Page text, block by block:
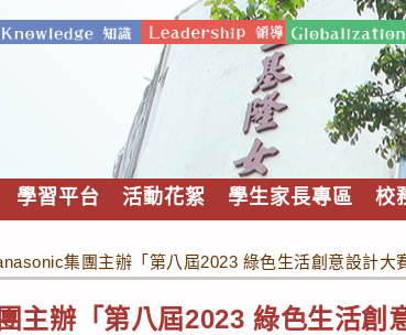
學習平台 活動花絮 學生家長專區 校
集團主辦「第八屆2023 綠色生活創意設計大
主辦「第八屆2023 綠色生活創